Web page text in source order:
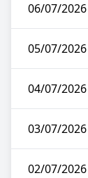
06/07/2026
05/07/2026
04/07/2026
03/07/2026
02/07/2026